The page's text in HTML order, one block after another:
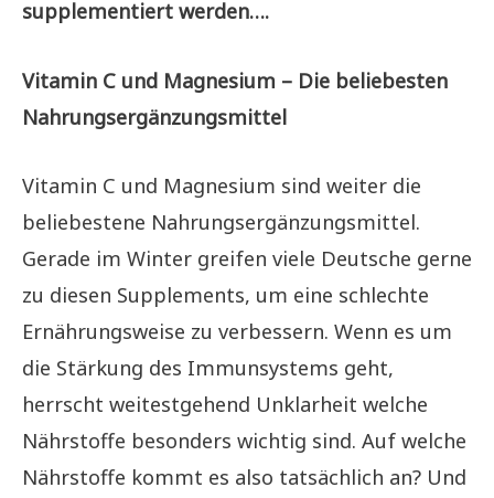
supplementiert werden….
Vitamin C und Magnesium – Die beliebesten
Nahrungsergänzungsmittel
Vitamin C und Magnesium sind weiter die
beliebestene Nahrungsergänzungsmittel.
Gerade im Winter greifen viele Deutsche gerne
zu diesen Supplements, um eine schlechte
Ernährungsweise zu verbessern. Wenn es um
die Stärkung des Immunsystems geht,
herrscht weitestgehend Unklarheit welche
Nährstoffe besonders wichtig sind. Auf welche
Nährstoffe kommt es also tatsächlich an? Und